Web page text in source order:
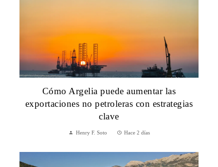
Cómo Argelia puede aumentar las
exportaciones no petroleras con estrategias
clave
Henry F. Soto Hace 2 días